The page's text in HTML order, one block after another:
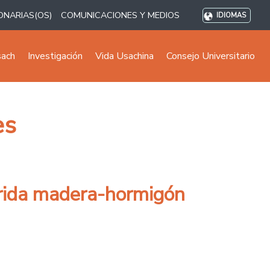
COMUNICACIONES Y MEDIOS IDIOMAS
Investigación Vida Usachina Consejo Universitario
madera-hormigón